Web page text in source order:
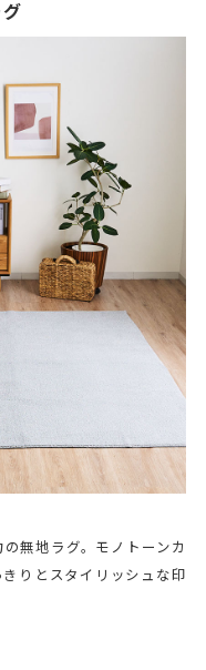
無地ラグ。モノトーンカ
りとスタイリッシュな印